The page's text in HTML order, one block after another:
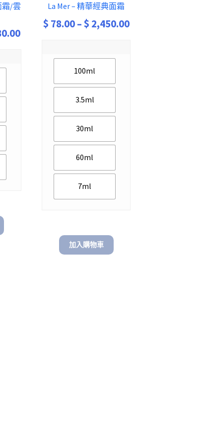
霜/雲
Price
through
La Mer – 精華經典面霜
$ 78.00–$ 2,450.00Price
100ml
3.5ml
30ml
60ml
7ml
加入購物車